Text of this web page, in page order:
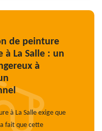
de peinture
à La Salle : un
à
à La Salle exige que
fait que cette